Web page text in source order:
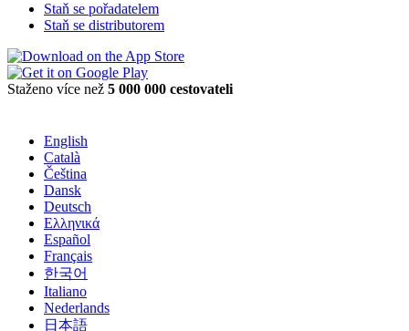
Staň se pořadatelem
Staň se distributorem
Staženo více než 5 000 000 cestovateli
English
Català
Čeština
Dansk
Deutsch
Ελληνικά
Español
Français
한국어
Italiano
Nederlands
日本語